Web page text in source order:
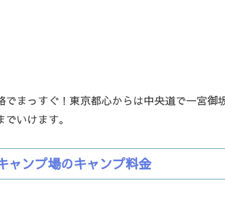
でまっすぐ！東京都心からは中央道で一宮御
いけます。
ャンプ場のキャンプ料金